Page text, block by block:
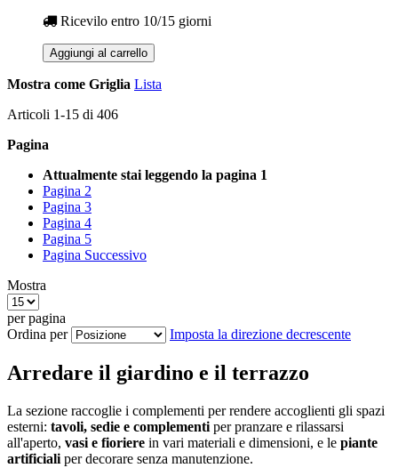
Ricevilo entro 10/15 giorni
Aggiungi al carrello
Mostra come Griglia Lista
Articoli 1-15 di 406
Pagina
Attualmente stai leggendo la pagina 1
Pagina 2
Pagina 3
Pagina 4
Pagina 5
Pagina Successivo
Mostra
per pagina
Ordina per
Imposta la direzione decrescente
Arredare il giardino e il terrazzo
La sezione raccoglie i complementi per rendere accoglienti gli spazi
esterni: tavoli, sedie e complementi per pranzare e rilassarsi
all'aperto, vasi e fioriere in vari materiali e dimensioni, e le piante
artificiali per decorare senza manutenzione.